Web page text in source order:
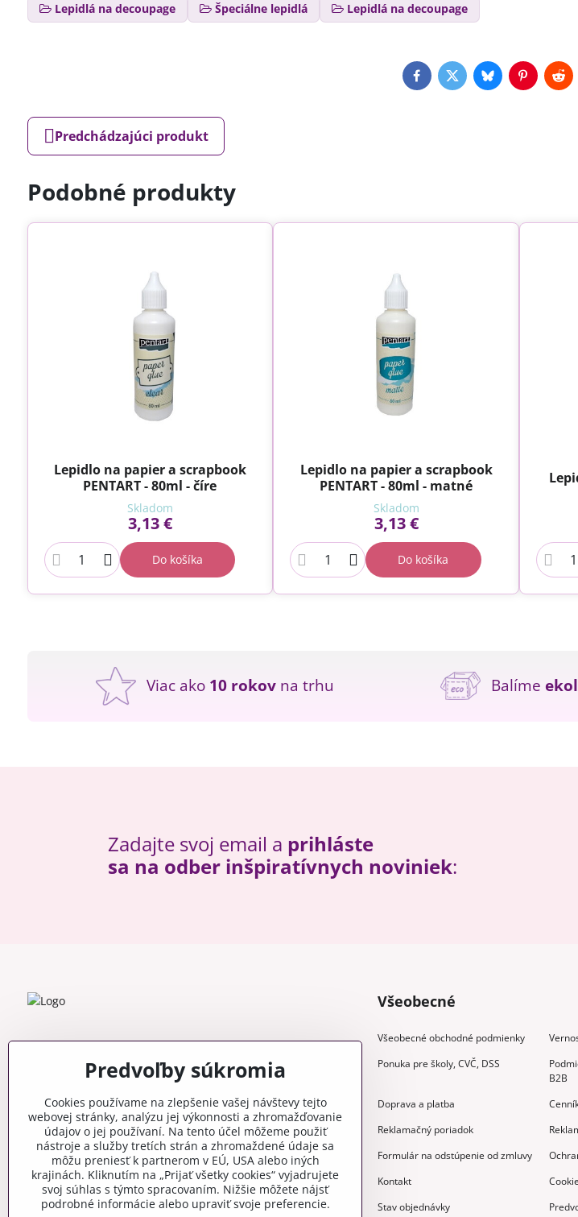
Lepidlá na decoupage
Špeciálne lepidlá Lepidlá na decoupage
FacebookTwitterBlueskyPinterest
Predchádzajúci produkt
Podobné produkty
Lepidlo na papier a scrapbook
PENTART - 80ml - číre
Skladom
3,13 €
Do košíka
Lepidlo na papier a scrapbook
PENTART - 80ml - matné
Skladom
3,13 €
Do košíka
Viac ako 10 rokov na trhu Balíme
Zadajte svoj email a prihláste
sa na odber inšpiratívnych noviniek:
Všeobecné
Všeobecné obchodné podmienky
Ponuka pre školy, CVČ, DSS
B2B
Doprava a platba
Reklamačný poriadok
Formulár na odstúpenie od zmluvy
Kontakt
Stav objednávky
Predvoľby súkromia
Cookies používame na zlepšenie vašej návštevy tejto
webovej stránky, analýzu jej výkonnosti a zhromažďovanie
údajov o jej používaní. Na tento účel môžeme použiť
nástroje a služby tretích strán a zhromaždené údaje sa
môžu preniesť k partnerom v EÚ, USA alebo iných
krajinách. Kliknutím na „Prijať všetky cookies“ vyjadrujete
svoj súhlas s týmto spracovaním. Nižšie môžete nájsť
podrobné informácie alebo upraviť svoje preferencie.